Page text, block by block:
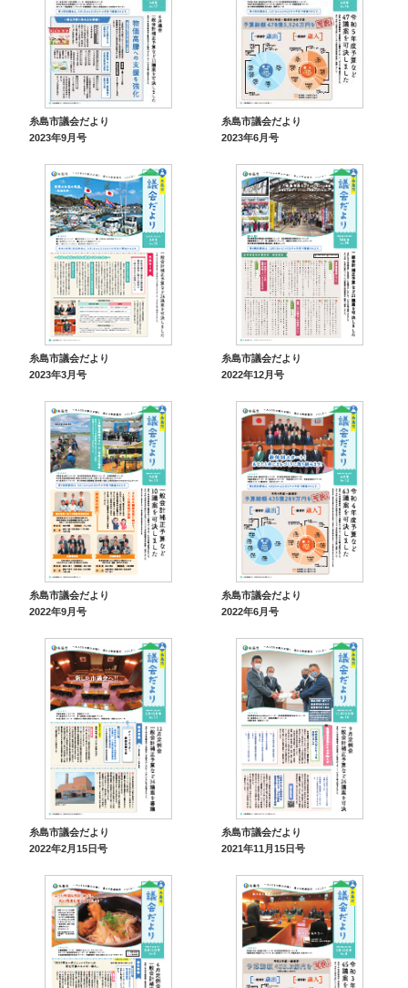
糸島市議会だより
2023年9月号
糸島市議会だより
2023年6月号
糸島市議会だより
2023年3月号
糸島市議会だより
2022年12月号
糸島市議会だより
2022年9月号
糸島市議会だより
2022年6月号
糸島市議会だより
2022年2月15日号
糸島市議会だより
2021年11月15日号